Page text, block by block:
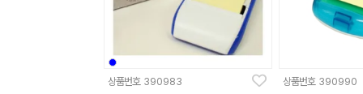
상품번호 390983 상품번호 390990